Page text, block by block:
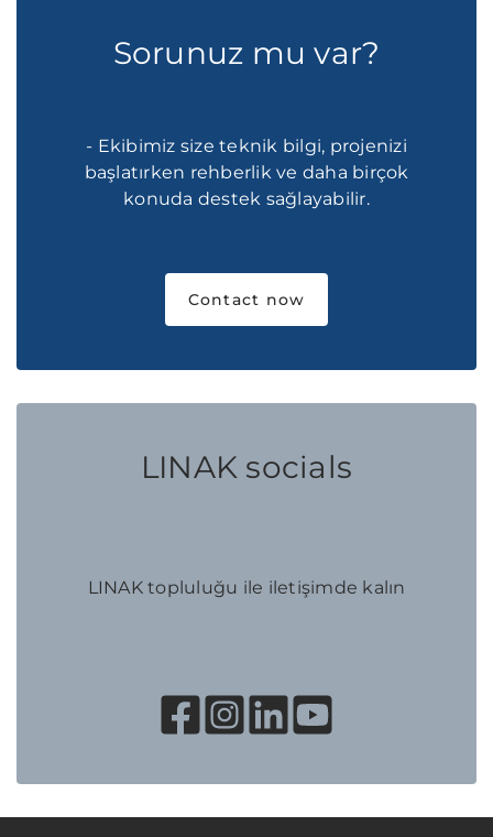
Sorunuz mu var?
- Ekibimiz size teknik bilgi, projenizi
başlatırken rehberlik ve daha birçok
konuda destek sağlayabilir.
Contact now
LINAK socials
LINAK topluluğu ile iletişimde kalın